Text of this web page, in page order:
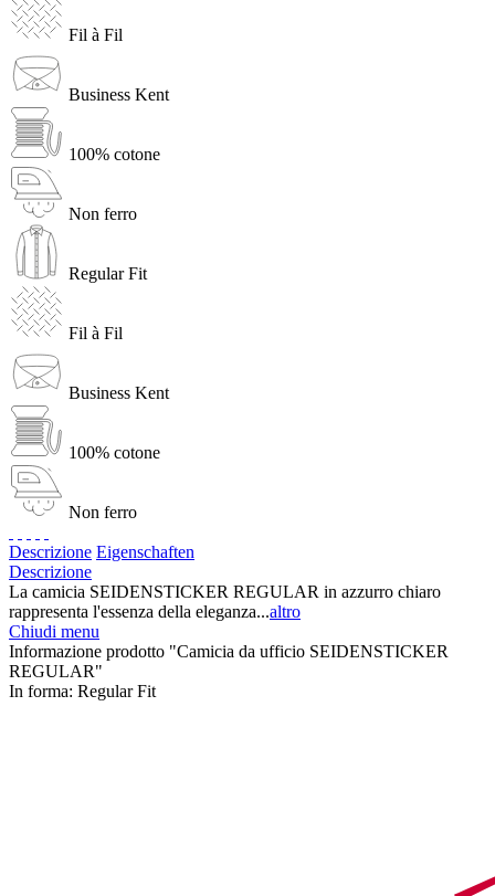
Fil à Fil
Business Kent
100% cotone
Non ferro
Regular Fit
Fil à Fil
Business Kent
100% cotone
Non ferro
Descrizione Eigenschaften
Descrizione
La camicia SEIDENSTICKER REGULAR in azzurro chiaro
rappresenta l'essenza della eleganza...altro
Chiudi menu
Informazione prodotto "Camicia da ufficio SEIDENSTICKER
REGULAR"
In forma: Regular Fit